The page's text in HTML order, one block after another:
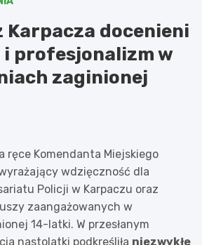
Karpacza docenieni
i profesjonalizm w
zaginionej
ręce Komendanta Miejskiego
wdzięczność dla
Policji w Karpaczu oraz
zaangażowanych w
14-latki. W przesłanym
nastolatki podkreśliła niezwykłe